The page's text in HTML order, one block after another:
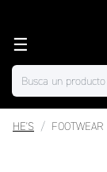
☰
HE'S FOOTWEAR